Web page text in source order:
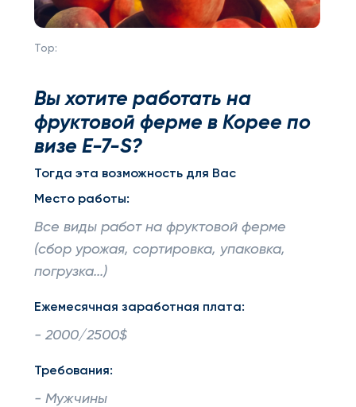
Top:
Вы хотите работать на
фруктовой ферме в Корее по
визе E-7-S?
Тогда эта возможность для Вас
Место работы:
Все виды работ на фруктовой ферме
(сбор урожая, сортировка, упаковка,
погрузка...)
Ежемесячная заработная плата:
- 2000/2500$
Требования:
- Мужчины